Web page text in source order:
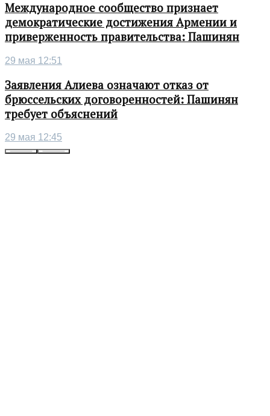
Международное сообщество признает
демократические достижения Армении и
приверженность правительства: Пашинян
29 мая 12:51
Заявления Алиева означают отказ от
брюссельских договоренностей: Пашинян
требует объяснений
29 мая 12:45